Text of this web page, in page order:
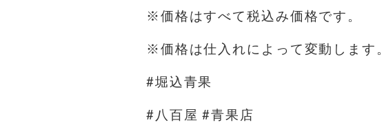
※価格はすべて税込み価格です。
※価格は仕入れによって変動します。
#堀込青果
#八百屋 #青果店